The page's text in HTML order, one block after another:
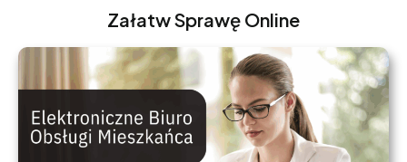
Załatw Sprawę Online